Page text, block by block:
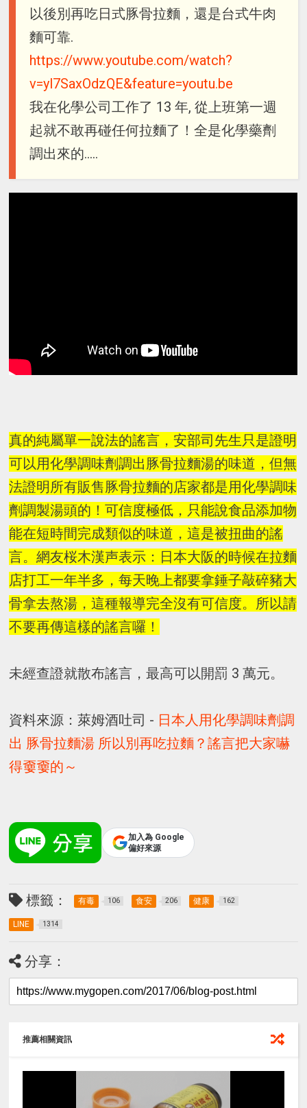
以後別再吃日式豚骨拉麵，還是台式牛肉
麵可靠.
https://www.youtube.com/watch?
v=yl7SaxOdzQE&feature=youtu.be
我在化學公司工作了 13 年, 從上班第一週
起就不敢再碰任何拉麵了！全是化學藥劑
調出來的.....
真的純屬單一說法的謠言，安部司先生只是證明
可以用化學調味劑調出豚骨拉麵湯的味道，但無
法證明所有販售豚骨拉麵的店家都是用化學調味
劑調製湯頭的！可信度極低，只能說食品添加物
能在短時間完成類似的味道，這是被扭曲的謠
言。網友桜木漢声表示：日本大阪的時候在拉麵
店打工一年半多，每天晚上都要拿錘子敲碎豬大
骨拿去熬湯，這種報導完全沒有可信度。所以請
不要再傳這樣的謠言囉！
未經查證就散布謠言，最高可以開罰 3 萬元。
資料來源：萊姆酒吐司 - 日本人用化學調味劑調
出 豚骨拉麵湯 所以別再吃拉麵？謠言把大家嚇
得嫑嫑的～
加入為 Google
偏好來源
標籤： 有毒 106 食安 206 健康 162
LINE 1314
分享：
推薦相關資訊